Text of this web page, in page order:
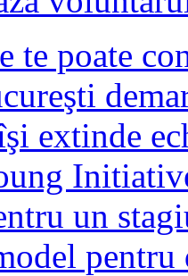
te poate
extinde
un